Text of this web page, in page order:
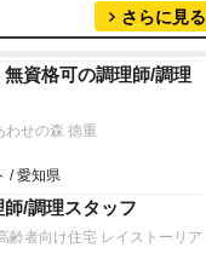
さらに見る
資格可の調理師/調理
わせの森 徳重
/ 愛知県
/調理スタッフ
齢者向け住宅 レイストーリア